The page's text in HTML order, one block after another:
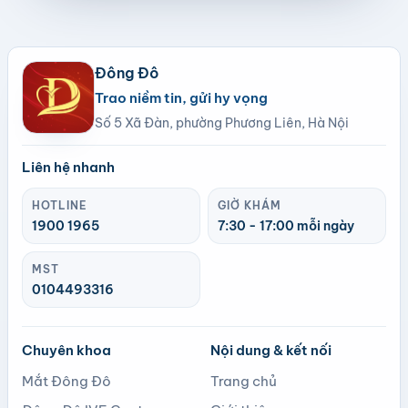
Đông Đô
Trao niềm tin, gửi hy vọng
Số 5 Xã Đàn, phường Phương Liên, Hà Nội
Liên hệ nhanh
HOTLINE
1900 1965
GIỜ KHÁM
7:30 - 17:00 mỗi ngày
MST
0104493316
Chuyên khoa
Mắt Đông Đô
Nội dung & kết nối
Trang chủ